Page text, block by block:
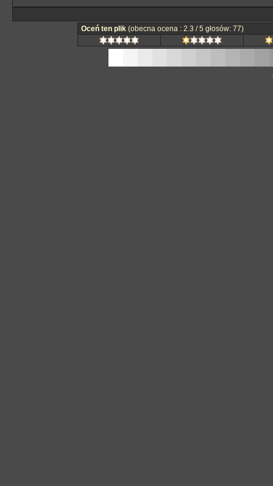
Oceń ten plik (obecna ocena : 2.3 / 5 głosów: 77)